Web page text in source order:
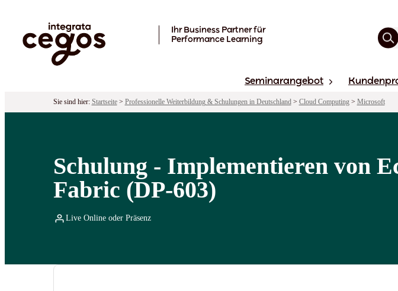
Ihr Business Partner für
Performance Learning
Seminarangebot
Sie sind hier: Startseite> Professionelle Weiterbildung & Schulungen in Deutschland> Cloud Computing> Microsoft
Schulung - Implementieren von
Fabric (DP-603)
Live Online oder Präsenz